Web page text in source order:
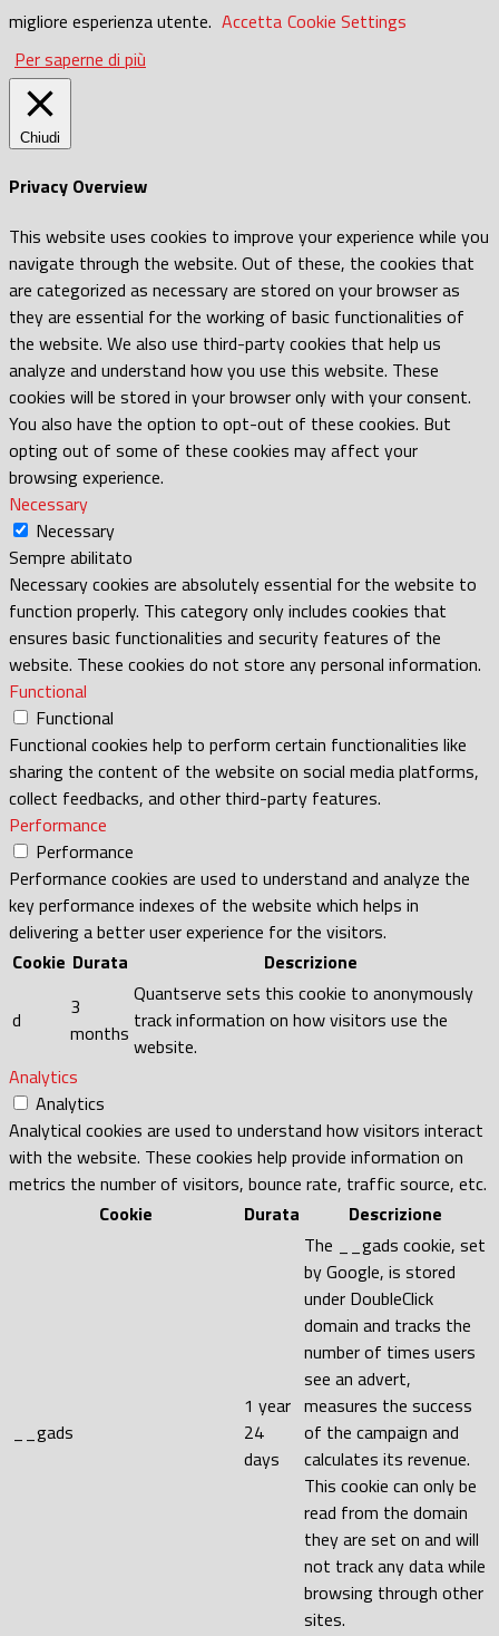
migliore esperienza utente. Accetta Cookie Settings
Per saperne di più
Chiudi
Privacy Overview
This website uses cookies to improve your experience while you
navigate through the website. Out of these, the cookies that
are categorized as necessary are stored on your browser as
they are essential for the working of basic functionalities of
the website. We also use third-party cookies that help us
analyze and understand how you use this website. These
cookies will be stored in your browser only with your consent.
You also have the option to opt-out of these cookies. But
opting out of some of these cookies may affect your
browsing experience.
Necessary
Necessary
Sempre abilitato
Necessary cookies are absolutely essential for the website to
function properly. This category only includes cookies that
ensures basic functionalities and security features of the
website. These cookies do not store any personal information.
Functional
Functional
Functional cookies help to perform certain functionalities like
sharing the content of the website on social media platforms,
collect feedbacks, and other third-party features.
Performance
Performance
Performance cookies are used to understand and analyze the
key performance indexes of the website which helps in
delivering a better user experience for the visitors.
Cookie Durata Descrizione
d
3
months
Quantserve sets this cookie to anonymously
track information on how visitors use the
website.
Analytics
Analytics
Analytical cookies are used to understand how visitors interact
with the website. These cookies help provide information on
metrics the number of visitors, bounce rate, traffic source, etc.
Cookie
Durata Descrizione
__gads
1 year
24
days
The __gads cookie, set
by Google, is stored
under DoubleClick
domain and tracks the
number of times users
see an advert,
measures the success
of the campaign and
calculates its revenue.
This cookie can only be
read from the domain
they are set on and will
not track any data while
browsing through other
sites.